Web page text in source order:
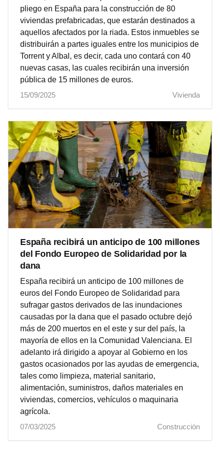
pliego en España para la construcción de 80
viviendas prefabricadas, que estarán destinados a
aquellos afectados por la riada. Estos inmuebles se
distribuirán a partes iguales entre los municipios de
Torrent y Albal, es decir, cada uno contará con 40
nuevas casas, las cuales recibirán una inversión
pública de 15 millones de euros.
15/09/2025
Vivienda
España recibirá un anticipo de 100 millones
del Fondo Europeo de Solidaridad por la
dana
España recibirá un anticipo de 100 millones de
euros del Fondo Europeo de Solidaridad para
sufragar gastos derivados de las inundaciones
causadas por la dana que el pasado octubre dejó
más de 200 muertos en el este y sur del país, la
mayoría de ellos en la Comunidad Valenciana. El
adelanto irá dirigido a apoyar al Gobierno en los
gastos ocasionados por las ayudas de emergencia,
tales como limpieza, material sanitario,
alimentación, suministros, daños materiales en
viviendas, comercios, vehículos o maquinaria
agrícola.
07/03/2025
Construcción